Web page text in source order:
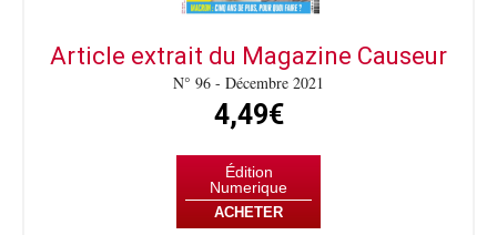
Article extrait du Magazine Causeur
N° 96 - Décembre 2021
4,49€
Édition
Numerique
ACHETER